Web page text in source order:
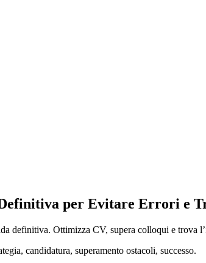
per Evitare Errori e
definitiva. Ottimizza CV, supera colloqui e trova